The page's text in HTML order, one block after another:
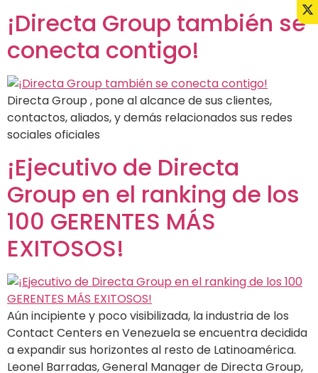
¡Directa Group también se
conecta contigo!
Directa Group , pone al alcance de sus clientes,
contactos, aliados, y demás relacionados sus redes
sociales oficiales
¡Ejecutivo de Directa
Group en el ranking de los
100 GERENTES MÁS
EXITOSOS!
Aún incipiente y poco visibilizada, la industria de los
Contact Centers en Venezuela se encuentra decidida
a expandir sus horizontes al resto de Latinoamérica.
Leonel Barradas, General Manager de Directa Group,